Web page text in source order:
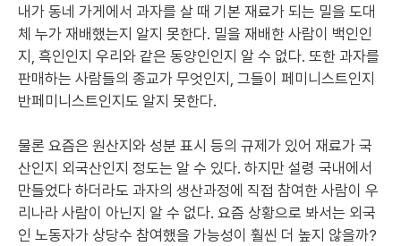
내가 동네 가게에서 과자를 살 때 기본 재료가 되는 밀을 도대
체 누가 재배했는지 알지 못한다. 밀을 재배한 사람이 백인인
지, 흑인인지 우리와 같은 동양인인지 알 수 없다. 또한 과자를
판매하는 사람들의 종교가 무엇인지, 그들이 페미니스트인지
반페미니스트인지도 알지 못한다.
물론 요즘은 원산지와 성분 표시 등의 규제가 있어 재료가 국
산인지 외국산인지 정도는 알 수 있다. 하지만 설령 국내에서
만들었다 하더라도 과자의 생산과정에 직접 참여한 사람이 우
리나라 사람이 아닌지 알 수 없다. 요즘 상황으로 봐서는 외국
인 노동자가 상당수 참여했을 가능성이 훨씬 더 높지 않을까?